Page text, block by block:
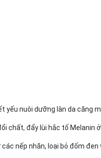
yếu nuôi dưỡng làn da căng
chất, đẩy lùi hắc tố Melanin ở
nếp nhăn, loại bỏ đốm đen